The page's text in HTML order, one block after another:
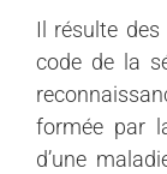
Il résulte des
code de la
formée par
d’une